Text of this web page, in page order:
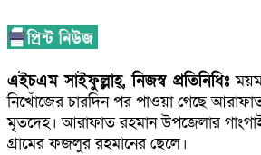
এইচএম সাইফুল্লাহ্, নিজস্ব প্রতিনিধিঃ
নিখোঁজের চারদিন পর পাওয়া গেছে
মৃতদেহ। আরাফাত রহমান উপজেলার
গ্রামের ফজলুর রহমানের ছেলে।